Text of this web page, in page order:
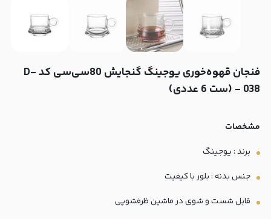
فنجان قهوه‌خوری یوجینگ گنجایش 80سی‌سی کد D-
038 - (ست 6 عددی)
مشخصات
برند : یوجینگ
جنس بدنه : بلور با کیفیت
قابل شست و شوی در ماشین ظرفشویی